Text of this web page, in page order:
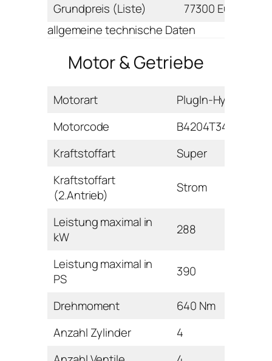
Grundpreis (Liste)
77300 Euro
allgemeine technische Daten
Motor & Getriebe
Motorart
PlugIn-Hybrid
Motorcode
B4204T34
Kraftstoffart
Super
Kraftstoffart
(2.Antrieb)
Strom
Leistung maximal in
kW
288
Leistung maximal in
PS
390
Drehmoment
640 Nm
Anzahl Zylinder
4